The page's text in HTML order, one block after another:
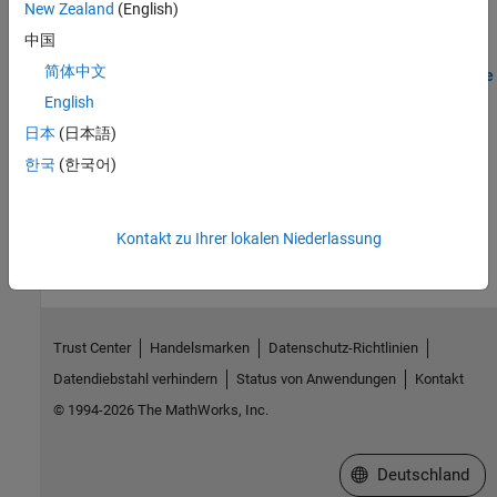
Fehlersuche
Resolve Issue: Cell Array Elements Must Be Fully Defined Before
Use
Troubleshoot code generation errors when cell array elements are
not defined before use.
New Zealand (English)
中国
简体中文
English
日本 (日本語)
한국 (한국어)
Kontakt zu Ihrer lokalen Niederlassung
Trust Center Handelsmarken
Datenschutz-Richtlinien
Datendiebstahl verhindern
Status von Anwendungen
Kontakt
© 1994-2026 The MathWorks, Inc.
Website auswählen
Deutschland